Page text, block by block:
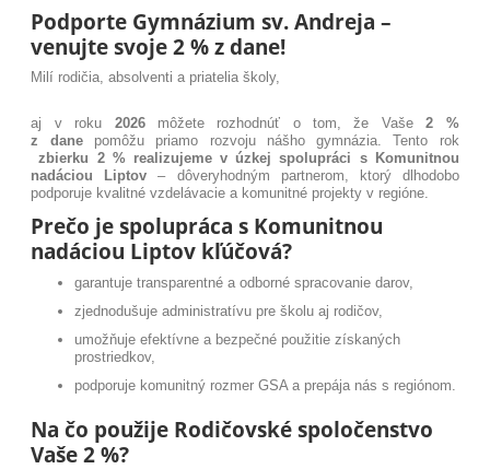
Podporte Gymnázium sv. Andreja –
venujte svoje 2 % z dane!
Milí rodičia, absolventi a priatelia školy,
aj v roku 2026môžete rozhodnúť o tom, že Vaše2 %
z danepomôžu priamo rozvoju nášho gymnázia. Tento rok
zbierku 2 % realizujeme v úzkej spolupráci s Komunitnou
nadáciou Liptov – dôveryhodným partnerom, ktorý dlhodobo
podporuje kvalitné vzdelávacie a komunitné projekty v regióne.
Prečo je spolupráca s Komunitnou
nadáciou Liptov kľúčová?
garantuje transparentné a odborné spracovanie darov,
zjednodušuje administratívu pre školu aj rodičov,
umožňuje efektívne a bezpečné použitie získaných
prostriedkov,
podporuje komunitný rozmer GSA a prepája nás s regiónom.
Na čo použije Rodičovské spoločenstvo
Vaše 2 %?